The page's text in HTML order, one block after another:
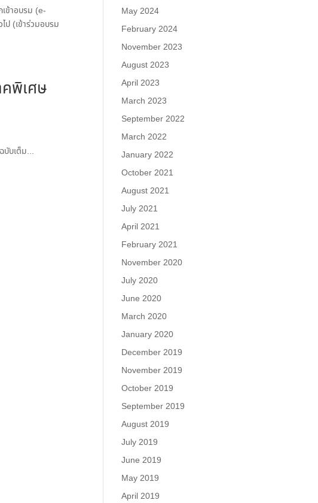
ข้าอบรม (e-
(เข้าร่วมอบรม
พิเศษ
บับเต็ม...
May 2024
February 2024
November 2023
August 2023
April 2023
March 2023
September 2022
March 2022
January 2022
October 2021
August 2021
July 2021
April 2021
February 2021
November 2020
July 2020
June 2020
March 2020
January 2020
December 2019
November 2019
October 2019
September 2019
August 2019
July 2019
June 2019
May 2019
April 2019